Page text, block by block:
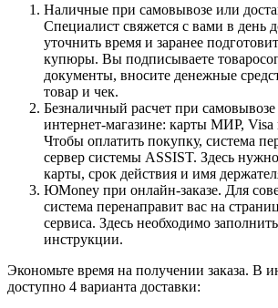
Наличные при самовывозе или
Специалист свяжется с вами в день
уточнить время и заранее
купюры. Вы подписываете
документы, вносите денежные
товар и чек.
Безналичный расчет при
интернет-магазине: карты МИР, Visa
Чтобы оплатить покупку, система
сервер системы ASSIST. Здесь
карты, срок действия и имя
ЮMoney при онлайн-заказе. Для
система перенаправит вас на
сервиса. Здесь необходимо
инструкции.
Экономьте время на получении заказа. В
доступно 4 варианта доставки: